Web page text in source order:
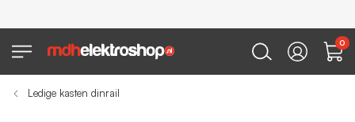
0
Ledige kasten dinrail